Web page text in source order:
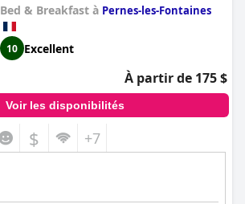
Bed & Breakfast à Pernes-les-Fontaines
10 Excellent
À partir de 175 $
Voir les disponibilités
$ +7